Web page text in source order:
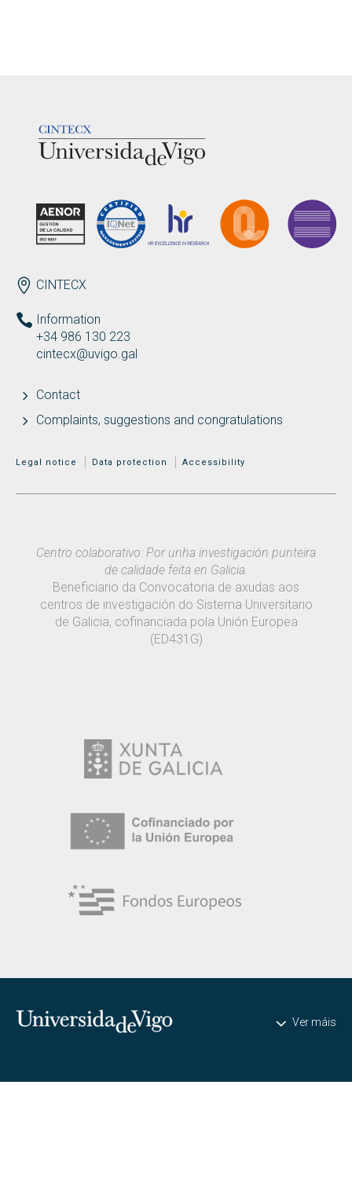
ENDEREZO EN
CINTECX
Information
+34 986 130 223
cintecx@uvigo.gal
Contact
Complaints, suggestions and congratulations
MENÚ ADICIONAL
Legal notice Data protection Accessibility
Centro colaborativo: Por unha investigación punteira
de calidade feita en Galicia.
Beneficiario da Convocatoria de axudas aos
centros de investigación do Sistema Universitario
de Galicia, cofinanciada pola Unión Europea
(ED431G)
Universidade de Vigo Ver máis